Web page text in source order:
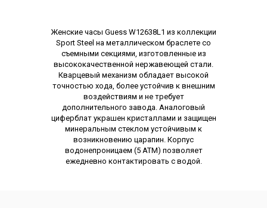
Описание
Женские часы Guess W12638L1 из коллекции
Sport Steel на металлическом браслете со
съемными секциями, изготовленные из
высококачественной нержавеющей стали.
Кварцевый механизм обладает высокой
точностью хода, более устойчив к внешним
воздействиям и не требует
дополнительного завода. Аналоговый
циферблат украшен кристаллами и защищен
минеральным стеклом устойчивым к
возникновению царапин. Корпус
водонепроницаем (5 АТМ) позволяет
ежедневно контактировать с водой.